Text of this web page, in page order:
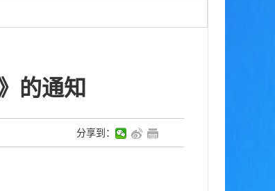
的通知
分享到：